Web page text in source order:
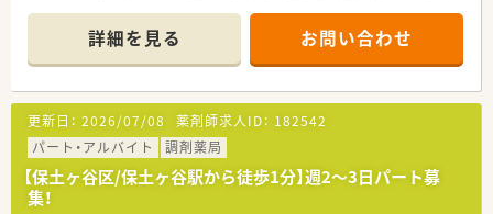
勤務しています
■無料駐車場を完備しています。
■横浜駅西口、相鉄線西谷駅北口より無料送迎バスもございま
す。
≪業務内容≫
■調剤業務は自動分包機による一包化調剤が主体となっていま
す。
■機械により一包化された薬を薬剤師が監査を行います。
詳細を見る お問い合わせ
更新日： 2026/07/08 薬剤師求人ID： 182542
パート・アルバイト
調剤薬局
【保土ヶ谷区/保土ヶ谷駅から徒歩1分】週2～3日パート募
集！